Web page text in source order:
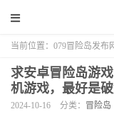
当前位置： 079冒险岛发布
求安卓冒险岛游
机游戏，最好是
2024-10-16 分类： 冒险岛